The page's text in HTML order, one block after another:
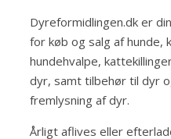
Dyreformidlingen.dk er
for køb og salg af hunde,
hundehvalpe,
dyr, samt tilbehør til dyr
fremlysning af dyr.
Årligt aflives eller